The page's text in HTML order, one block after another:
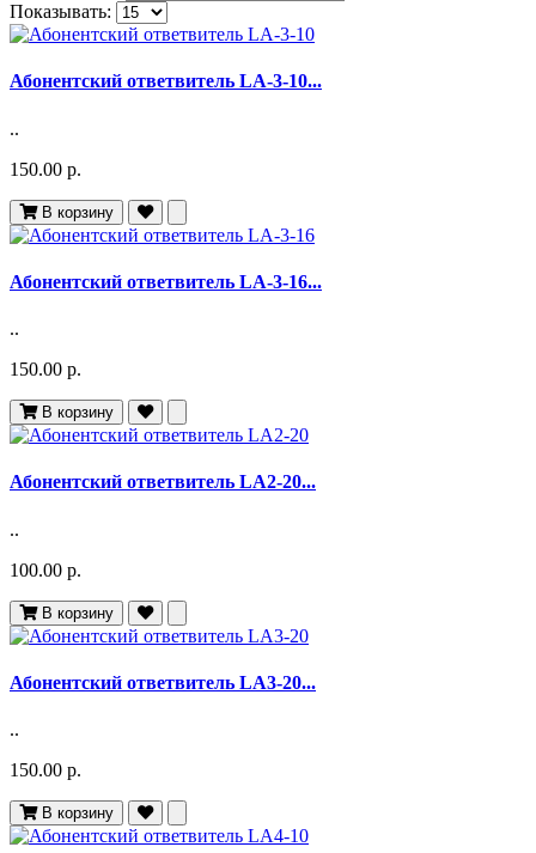
Показывать:
Абонентский ответвитель LA-3-10...
..
150.00 р.
В корзину
Абонентский ответвитель LA-3-16...
..
150.00 р.
В корзину
Абонентский ответвитель LA2-20...
..
100.00 р.
В корзину
Абонентский ответвитель LA3-20...
..
150.00 р.
В корзину